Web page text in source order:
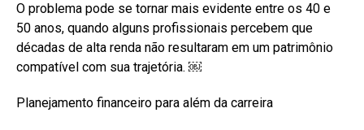
O problema pode se tornar mais evidente entre os 40 e
50 anos, quando alguns profissionais percebem que
décadas de alta renda não resultaram em um patrimônio
compatível com sua trajetória. ￼
Planejamento financeiro para além da carreira